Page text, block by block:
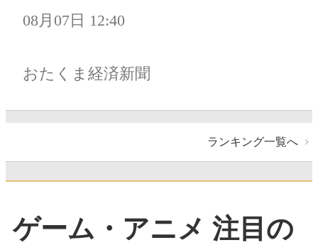
08月07日 12:40
おたくま経済新聞
ランキング一覧へ
ゲーム・アニメ 注目の